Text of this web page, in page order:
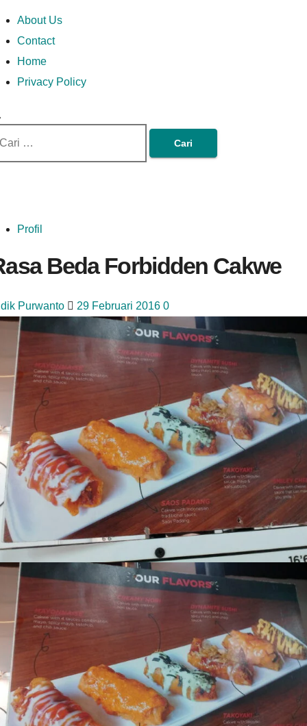
Money In Every
Way
In Every Way
About Us
Contact
Home
Privacy Policy
Profil
Beda Forbidden Cakwe
Purwanto 29 Februari 2016 0